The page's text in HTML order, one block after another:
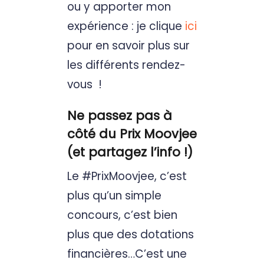
ou y apporter mon
expérience : je clique ici
pour en savoir plus sur
les différents rendez-
vous !
Ne passez pas à
côté du Prix Moovjee
(et partagez l’info !)
Le #PrixMoovjee, c’est
plus qu’un simple
concours, c’est bien
plus que des dotations
financières…C’est une